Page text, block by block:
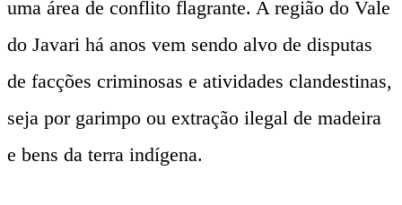
uma área de conflito flagrante. A região do Vale
do Javari há anos vem sendo alvo de disputas
de facções criminosas e atividades clandestinas,
seja por garimpo ou extração ilegal de madeira
e bens da terra indígena.